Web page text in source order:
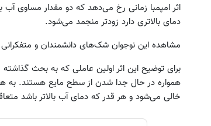
اثر امپمبا زمانی رخ می‌دهد که دو مقدار مساوی
دمای بالاتری دارد زودتر منجمد می‌شود.
مشاهده این نوجوان شک‌های دانشمندان و متفکرانی
برای توضیح این اثر اولین عاملی که به بحث
همواره در حال جدا شدن از سطح مایع هستند. به
خالی می‌شود و هر قدر که دمای آب بالاتر باشد
پک تقویت موی جلبک توی حمومت
خالیه!45%تخفیف
خرید محصول
برقی